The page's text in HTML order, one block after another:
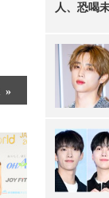
人、恐喝